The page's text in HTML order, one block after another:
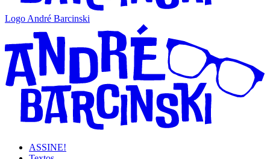
Logo André Barcinski
ASSINE!